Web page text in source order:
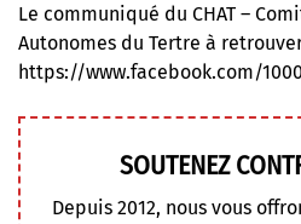
Le communiqué du CHAT –
Autonomes du Tertre à
https://www.facebook.com/
SOUTENEZ
Depuis 2012, nous vous